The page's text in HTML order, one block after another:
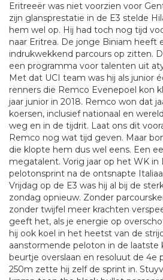
Eritreeër was niet voorzien voor
zijn glansprestatie in de E3 stelde
hem wel op. Hij had toch nog tijd
naar Eritrea. De jonge Biniam heeft
indrukwekkend parcours op zitten.
een programma voor talenten uit
Met dat UCI team was hij als junior
renners die Remco Evenepoel kon
jaar junior in 2018. Remco won dat
koersen, inclusief nationaal en
weg en in de tijdrit. Laat ons dit
Remco nog wat tijd geven. Maar
die klopte hem dus wel eens. Een
megatalent. Vorig jaar op het WK in
pelotonsprint na de ontsnapte
Vrijdag op de E3 was hij al bij de
zondag opnieuw. Zonder
zonder twijfel meer krachten
geeft het, als je energie op
hij ook koel in het heetst van de
aanstormende peloton in de laatste
beurtje overslaan en resoluut de 4e
250m zette hij zelf de sprint in.